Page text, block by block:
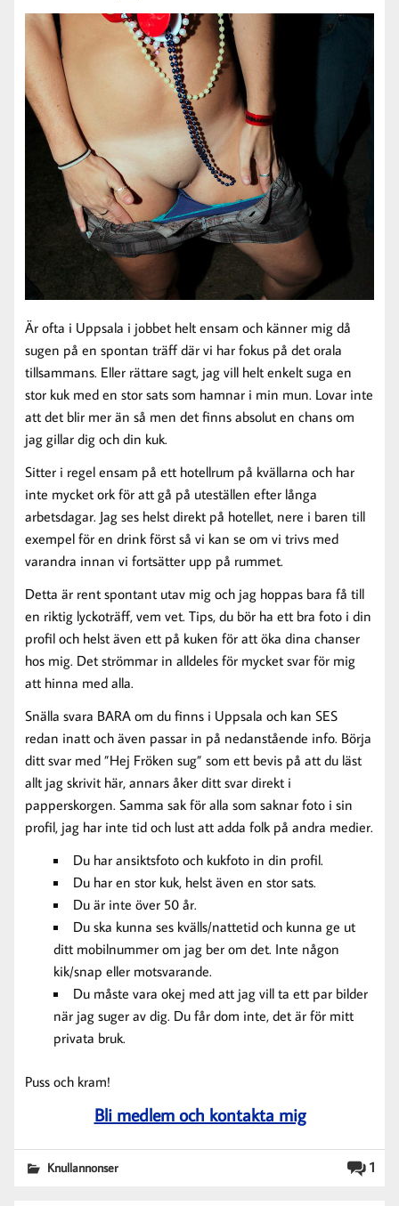
Är ofta i Uppsala i jobbet helt ensam och känner mig då
sugen på en spontan träff där vi har fokus på det orala
tillsammans. Eller rättare sagt, jag vill helt enkelt suga en
stor kuk med en stor sats som hamnar i min mun. Lovar inte
att det blir mer än så men det finns absolut en chans om
jag gillar dig och din kuk.
Sitter i regel ensam på ett hotellrum på kvällarna och har
inte mycket ork för att gå på uteställen efter långa
arbetsdagar. Jag ses helst direkt på hotellet, nere i baren till
exempel för en drink först så vi kan se om vi trivs med
varandra innan vi fortsätter upp på rummet.
Detta är rent spontant utav mig och jag hoppas bara få till
en riktig lyckoträff, vem vet. Tips, du bör ha ett bra foto i din
profil och helst även ett på kuken för att öka dina chanser
hos mig. Det strömmar in alldeles för mycket svar för mig
att hinna med alla.
Snälla svara BARA om du finns i Uppsala och kan SES
redan inatt och även passar in på nedanstående info. Börja
ditt svar med ”Hej Fröken sug” som ett bevis på att du läst
allt jag skrivit här, annars åker ditt svar direkt i
papperskorgen. Samma sak för alla som saknar foto i sin
profil, jag har inte tid och lust att adda folk på andra medier.
Du har ansiktsfoto och kukfoto in din profil.
Du har en stor kuk, helst även en stor sats.
Du är inte över 50 år.
Du ska kunna ses kvälls/nattetid och kunna ge ut
ditt mobilnummer om jag ber om det. Inte någon
kik/snap eller motsvarande.
Du måste vara okej med att jag vill ta ett par bilder
när jag suger av dig. Du får dom inte, det är för mitt
privata bruk.
Puss och kram!
Bli medlem och kontakta mig
1
Knullannonser